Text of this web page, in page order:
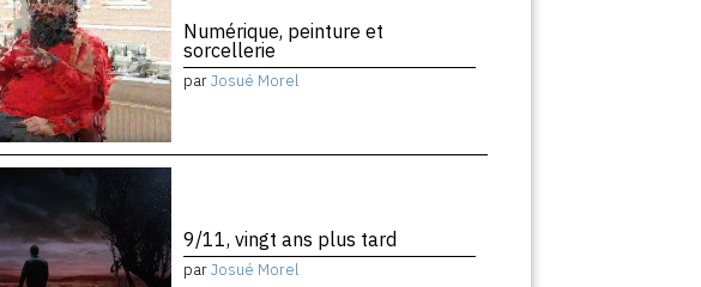
Numérique, peinture et
sorcellerie
parJosué Morel
9/11, vingt ans plus tard
parJosué Morel